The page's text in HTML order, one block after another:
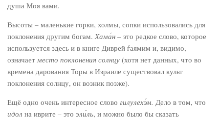
душа Моя вами.
Высоты – маленькие горки, холмы, сопки использовались для
поклонения другим богам.Хама́н – это редкое слово, которое
используется здесь и в книге Диврей ѓаямим и, видимо,
означаетместо поклонения солнцу (хотя нет данных, что во
времена дарования Торы в Израиле существовал культ
поклонения солнцу, он возник позже).
Ещё одно очень интересное слово гилулехэ́м. Дело в том, что
идол на иврите – это эли́ль, и можно было бы сказать